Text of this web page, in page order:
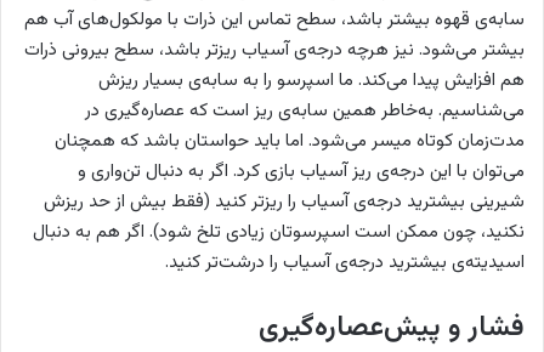
سابه‌ی قهوه بیشتر باشد، سطح تماس این ذرات با مولکول‌های آب هم
بیشتر می‌شود. نیز هرچه درجه‌ی آسیاب ریزتر باشد، سطح بیرونی ذرات
هم افزایش پیدا می‌کند. ما اسپرسو را به سابه‌ی بسیار ریزش
می‌شناسیم. به‌خاطر همین سابه‌ی ریز است که عصاره‌گیری در
مدت‌زمان کوتاه میسر می‌شود. اما باید حواستان باشد که همچنان
می‌توان با این درجه‌ی ریز آسیاب بازی کرد. اگر به دنبال تن‌واری و
شیرینی بیشترید درجه‌ی آسیاب را ریزتر کنید (فقط بیش از حد ریزش
نکنید، چون ممکن است اسپرسوتان زیادی تلخ شود). اگر هم به دنبال
اسیدیته‌ی بیشترید درجه‌ی آسیاب را درشت‌تر کنید.
فشار و پیش‌عصاره‌گیری